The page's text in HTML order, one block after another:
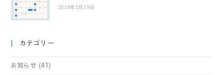
2026年5月29日
カテゴリー
お知らせ (41)